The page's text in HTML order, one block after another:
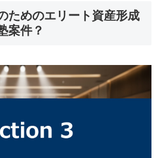
ためのエリート資産形成
案件？